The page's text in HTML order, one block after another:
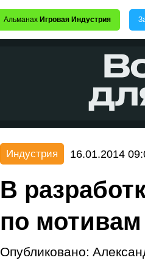
Альманах Игровая Индустрия
Индустрия 16.01.2014
В
по
Опубликовано: